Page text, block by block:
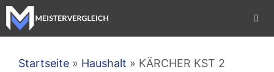
Zum
Inhalt
springen
Startseite » Haushalt » KÄRCHER KST 2